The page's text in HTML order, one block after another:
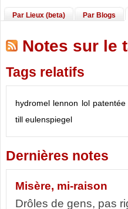
Par Lieux (beta) Par Blogs
Notes sur le
Tags relatifs
hydromel lennon lol patentée
till eulenspiegel
Dernières notes
Misère, mi-raison
Drôles de gens, pas